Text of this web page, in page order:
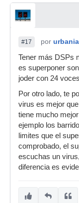
#17 por urbania
Tener más DSPs
es superponer
joder con 24
Por otro lado, te
virus es mejor
tiene mucho
ejemplo los
limites que el
comprobado, el
escuchas un
diferencia es